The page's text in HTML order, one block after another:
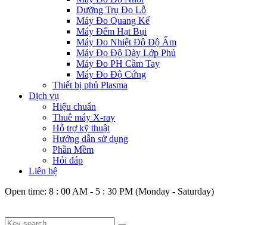
Dưỡng Trụ Đo Lỗ
Máy Đo Quang Kế
Máy Đếm Hạt Bụi
Máy Đo Nhiệt Độ Độ Ẩm
Máy Đo Độ Dày Lớp Phủ
Máy Đo PH Cầm Tay
Máy Đo Độ Cứng
Thiết bị phủ Plasma
Dịch vụ
Hiệu chuẩn
Thuê máy X-ray
Hỗ trợ kỹ thuật
Hướng dẫn sử dụng
Phần Mềm
Hỏi đáp
Liên hệ
Open time: 8 : 00 AM - 5 : 30 PM (Monday - Saturday)